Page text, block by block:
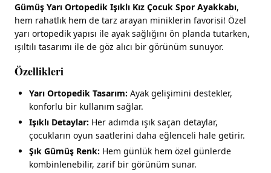
Gümüş Yarı Ortopedik Işıklı Kız Çocuk Spor Ayakkabı,
hem rahatlık hem de tarz arayan miniklerin favorisi! Özel
yarı ortopedik yapısı ile ayak sağlığını ön planda tutarken,
ışıltılı tasarımı ile de göz alıcı bir görünüm sunuyor.
Özellikleri
Yarı Ortopedik Tasarım: Ayak gelişimini destekler,
konforlu bir kullanım sağlar.
Işıklı Detaylar: Her adımda ışık saçan detaylar,
çocukların oyun saatlerini daha eğlenceli hale getirir.
Şık Gümüş Renk: Hem günlük hem özel günlerde
kombinlenebilir, zarif bir görünüm sunar.